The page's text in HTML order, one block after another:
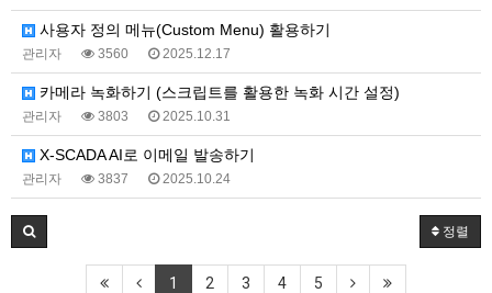
사용자 정의 메뉴(Custom Menu) 활용하기
관리자 3560 2025.12.17
카메라 녹화하기 (스크립트를 활용한 녹화 시간 설정)
관리자 3803 2025.10.31
X-SCADA AI로 이메일 발송하기
관리자 3837 2025.10.24
정렬
1 2 3 4 5